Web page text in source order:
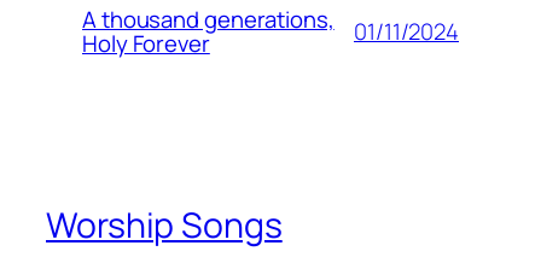
A thousand generations,
Holy Forever 01/11/2024
Worship Songs